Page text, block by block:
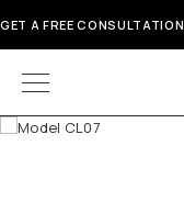
GET A FREE CONSULTATION